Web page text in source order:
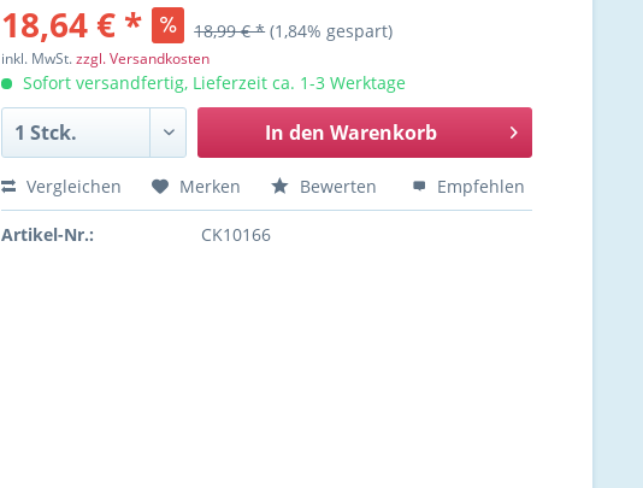
18,64 € * 18,99 € * (1,84% gespart)
inkl. MwSt.zzgl. Versandkosten
Sofort versandfertig, Lieferzeit ca. 1-3 Werktage
In den Warenkorb
Vergleichen Merken Bewerten Empfehlen
Artikel-Nr.: CK10166